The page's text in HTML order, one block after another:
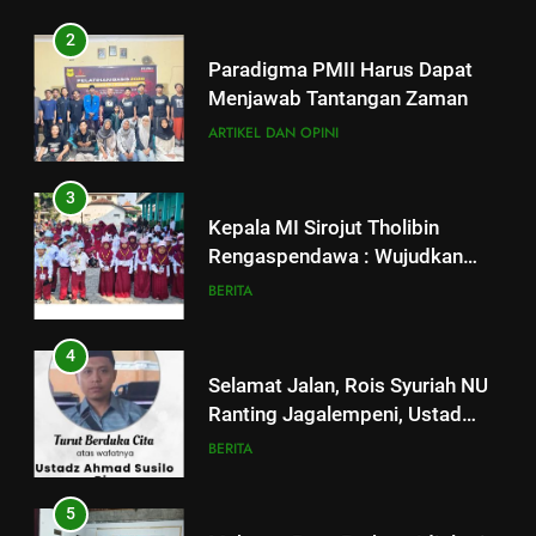
2
Paradigma PMII Harus Dapat
Menjawab Tantangan Zaman
ARTIKEL DAN OPINI
3
Kepala MI Sirojut Tholibin
Rengaspendawa : Wujudkan
Madrasah Bahagia
BERITA
4
Selamat Jalan, Rois Syuriah NU
Ranting Jagalempeni, Ustad
Susilo
BERITA
5